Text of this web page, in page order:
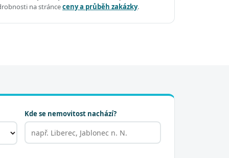
na stránceceny a průběh zakázky.
Kde se nemovitost nachází?